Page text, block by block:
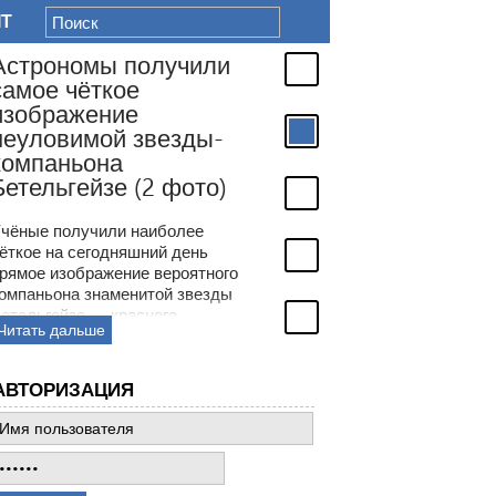
получили
чёткое
звезды-
(2 фото)
получили наиболее
на сегодняшний день
изображение вероятного
знаменитой звезды
— красного
в созвездии
обсуждали странности
яркости
и только недавно
воочию увидеть её
неуловимого компаньона —
звезды в окрестностях
дальше